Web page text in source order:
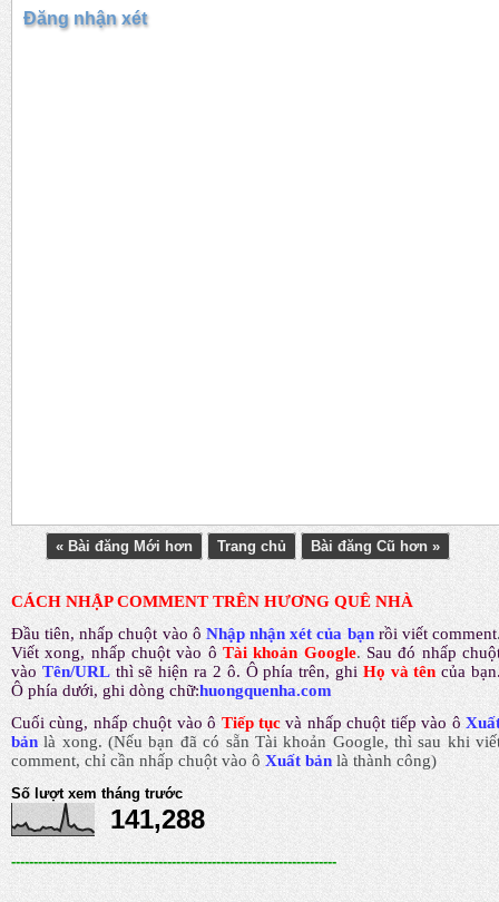
Đăng nhận xét
« Bài đăng Mới hơn Trang chủ Bài đăng Cũ hơn »
CÁCH NHẬP COMMENT TRÊN HƯƠNG QUÊ NHÀ
Đầu tiên, nhấp chuột vào ô Nhập nhận xét của bạn rồi viết comment
Viết xong, nhấp chuột vào ô Tài khoản Google. Sau đó nhấp
vào Tên/URL thì sẽ hiện ra 2 ô. Ô phía trên, ghi Họ và tên của
Ô phía dưới, ghi dòng chữ:huongquenha.com
Cuối cùng, nhấp chuột vào ô Tiếp tục và nhấp chuột tiếp vào ô
bản là xong.(Nếu bạn đã có sẵn Tài khoản Google, thì sau khi
comment, chỉ cần nhấp chuột vào ô Xuất bảnlà thành công)
Số lượt xem tháng trước
141,288
-------------------------------------------------------------------------